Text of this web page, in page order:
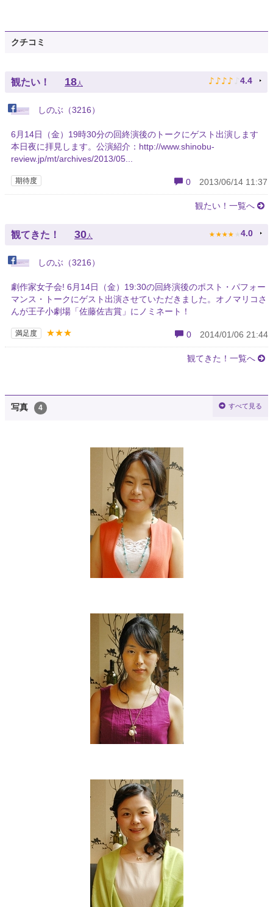
クチコミ
観たい！ 18人 ♪ ♪ ♪ ♪ ♪ 4.4
しのぶ（3216）
6月14日（金）19時30分の回終演後のトークにゲスト出演します
本日夜に拝見します。公演紹介：http://www.shinobu-
review.jp/mt/archives/2013/05...
期待度 0 2013/06/14 11:37
観たい！一覧へ
観てきた！ 30 人 ★ ★ ★ ★ ★ 4.0
しのぶ（3216）
劇作家女子会! 6月14日（金）19:30の回終演後のポスト・パフォー
マンス・トークにゲスト出演させていただきました。オノマリコさ
んが王子小劇場「佐藤佐吉賞」にノミネート！
満足度 ★★★ 0 2014/01/06 21:44
観てきた！一覧へ
写真 4 すべて見る